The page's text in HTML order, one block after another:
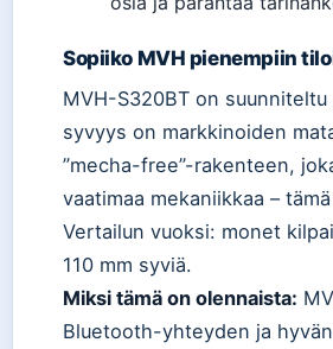
Sopiiko MVH pienempiin
MVH-S320BT on
syvyys on markkinoiden
”mecha-free”-rakenteen,
vaatimaa mekaniikkaa –
Vertailun vuoksi: monet
110 mm syviä.
Miksi tämä on olennaista:
Bluetooth-yhteyden ja